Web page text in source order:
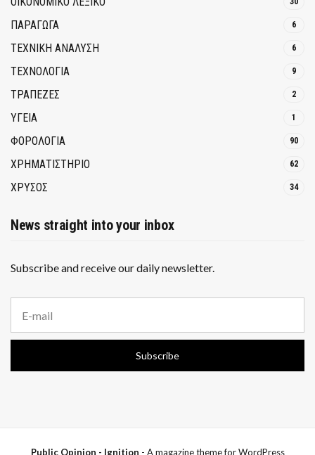
ΠΑΡΑΓΩΓΑ 6
ΤΕΧΝΙΚΗ ΑΝΑΛΥΣΗ 6
ΤΕΧΝΟΛΟΓΙΑ 9
ΤΡΆΠΕΖΕΣ 2
ΥΓΕΙΑ 1
ΦΟΡΟΛΟΓΙΑ 90
ΧΡΗΜΑΤΙΣΤΗΡΙΟ 62
ΧΡΥΣΟΣ 34
News straight into your inbox
Subscribe and receive our daily newsletter.
a
i
a
Subscribe
Public Opinion - Ignition - A magazine theme for WordPress